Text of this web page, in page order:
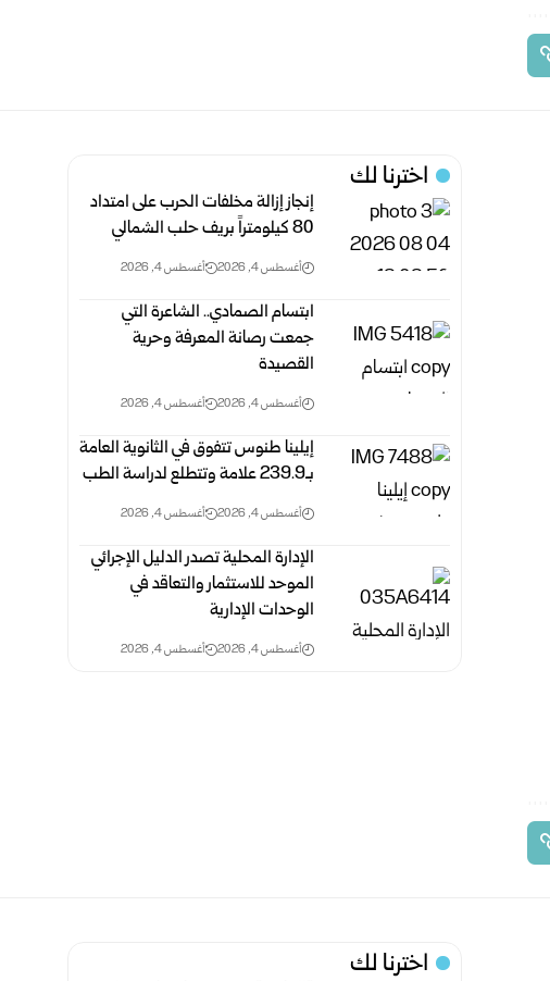
اخترنا لك
إنجاز إزالة مخلفات الحرب على امتداد
80 كيلومتراً بريف حلب الشمالي
أغسطس 4, 2026 أغسطس 4, 2026
ابتسام الصمادي.. الشاعرة التي
جمعت رصانة المعرفة وحرية
القصيدة
أغسطس 4, 2026 أغسطس 4, 2026
إيلينا طنوس تتفوق في الثانوية العامة
بـ239.9 علامة وتتطلع لدراسة الطب‏ ‏
أغسطس 4, 2026 أغسطس 4, 2026
الإدارة المحلية تصدر الدليل الإجرائي
الموحد للاستثمار والتعاقد في
الوحدات الإدارية
أغسطس 4, 2026 أغسطس 4, 2026
اخترنا لك